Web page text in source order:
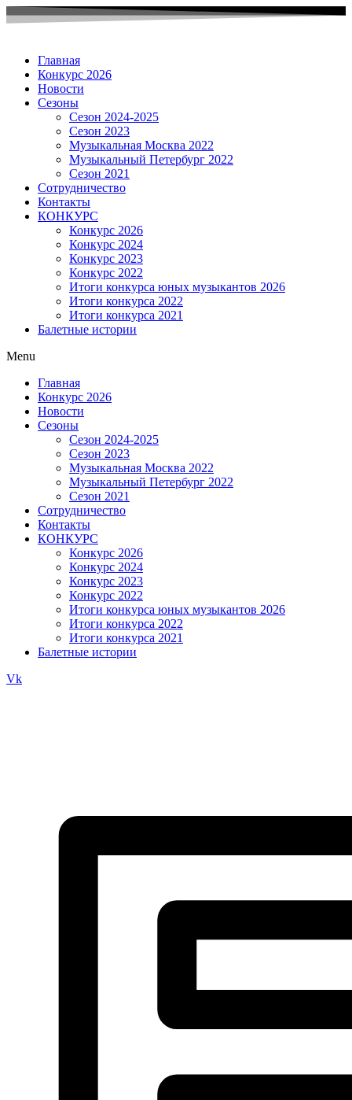
Главная
Конкурс 2026
Новости
Сезоны
Сезон 2024-2025
Сезон 2023
Музыкальная Москва 2022
Музыкальный Петербург 2022
Сезон 2021
Сотрудничество
Контакты
КОНКУРС
Конкурс 2026
Конкурс 2024
Конкурс 2023
Конкурс 2022
Итоги конкурса юных музыкантов 2026
Итоги конкурса 2022
Итоги конкурса 2021
Балетные истории
Menu
Главная
Конкурс 2026
Новости
Сезоны
Сезон 2024-2025
Сезон 2023
Музыкальная Москва 2022
Музыкальный Петербург 2022
Сезон 2021
Сотрудничество
Контакты
КОНКУРС
Конкурс 2026
Конкурс 2024
Конкурс 2023
Конкурс 2022
Итоги конкурса юных музыкантов 2026
Итоги конкурса 2022
Итоги конкурса 2021
Балетные истории
Vk